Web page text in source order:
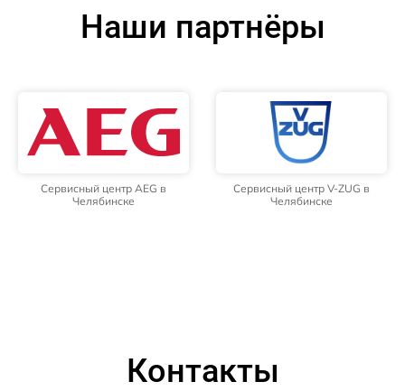
Наши партнёры
Сервисный центр AEG в
Челябинске
Сервисный центр V-ZUG в
Челябинске
Контакты